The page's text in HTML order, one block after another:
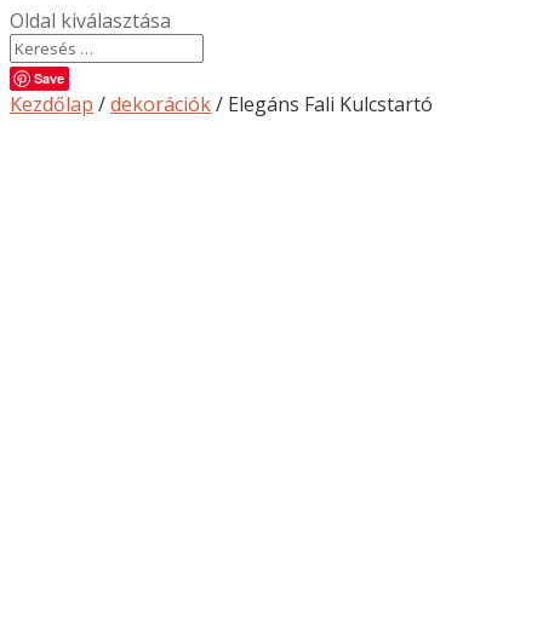
Oldal kiválasztása
Save
Kezdőlap /dekorációk/ Elegáns Fali Kulcstartó